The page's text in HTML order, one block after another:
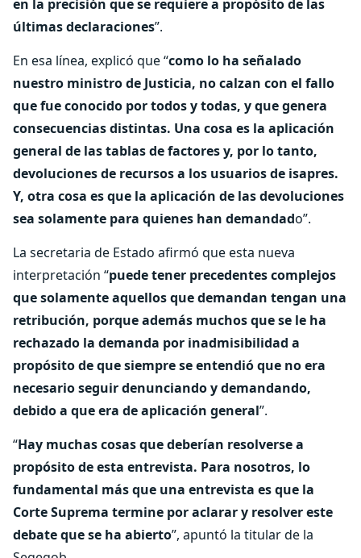
en la precisión que se requiere a propósito de las
últimas declaraciones”.
En esa línea, explicó que “como lo ha señalado
nuestro ministro de Justicia, no calzan con el fallo
que fue conocido por todos y todas, y que genera
consecuencias distintas. Una cosa es la aplicación
general de las tablas de factores y, por lo tanto,
devoluciones de recursos a los usuarios de isapres.
Y, otra cosa es que la aplicación de las devoluciones
sea solamente para quienes han demandado”.
La secretaria de Estado afirmó que esta nueva
interpretación “puede tener precedentes complejos
que solamente aquellos que demandan tengan una
retribución, porque además muchos que se le ha
rechazado la demanda por inadmisibilidad a
propósito de que siempre se entendió que no era
necesario seguir denunciando y demandando,
debido a que era de aplicación general”.
“Hay muchas cosas que deberían resolverse a
propósito de esta entrevista. Para nosotros, lo
fundamental más que una entrevista es que la
Corte Suprema termine por aclarar y resolver este
debate que se ha abierto”, apuntó la titular de la